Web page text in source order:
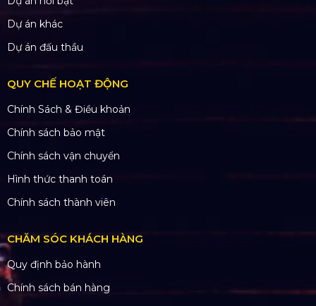
Dự án khác
Dự án đấu thầu
QUY CHẾ HOẠT ĐỘNG
Chính Sách & Điều khoản
Chính sách bảo mật
Chính sách vận chuyển
Hình thức thanh toán
Chính sách thành viên
CHĂM SÓC KHÁCH HÀNG
Quy định bảo hành
Chính sách bán hàng